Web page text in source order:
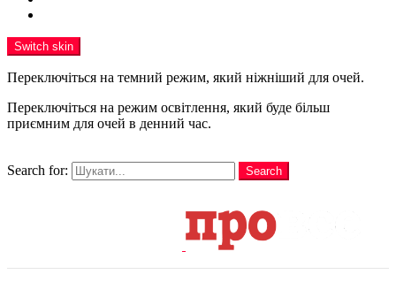
Switch skin
Переключіться на темний режим, який ніжніший для очей.
Переключіться на режим освітлення, який буде більш
приємним для очей в денний час.
Search for:
Search